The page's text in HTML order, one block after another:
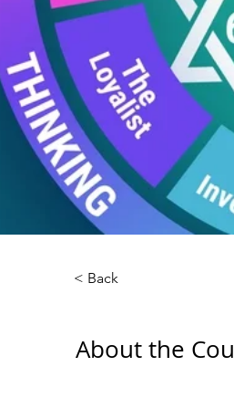
< Back
About the